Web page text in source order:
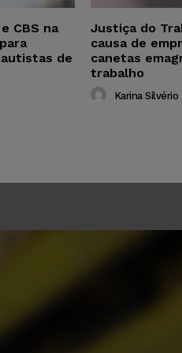
CBS na
de
Justiça do
causa de
canetas
trabalho
Karina Silvério